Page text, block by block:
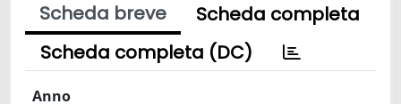
Scheda breve
Scheda completa
Scheda completa (DC)
Anno